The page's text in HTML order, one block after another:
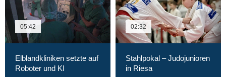
05:42
Elblandkliniken setzte auf
Roboter und KI
02:32
Stahlpokal – Judojunioren
in Riesa